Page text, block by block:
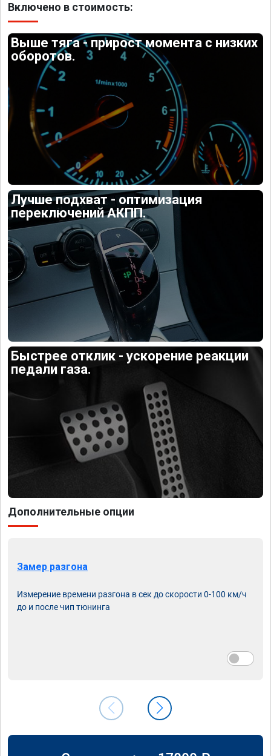
Включено в стоимость:
Выше тяга - прирост момента с низких
оборотов.
Лучше подхват - оптимизация
переключений АКПП.
Быстрее отклик - ускорение реакции
педали газа.
Дополнительные опции
Замер разгона
Измерение времени разгона в сек до скорости 0-100 км/ч
до и после чип тюнинга